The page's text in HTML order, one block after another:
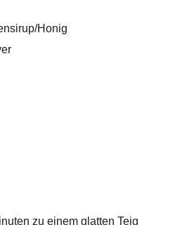
Honig
zu einem glatten Teig